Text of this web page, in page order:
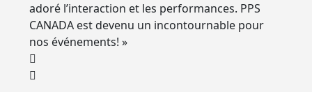
adoré l’interaction et les performances. PPS
CANADA est devenu un incontournable pour
nos événements! »